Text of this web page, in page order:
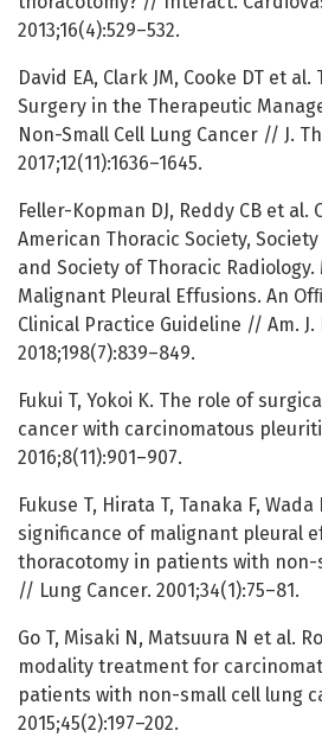
2013;16(4):529–532.
David EA, Clark JM, Cooke DT et
Surgery in the Therapeutic
Non-Small Cell Lung Cancer // J.
2017;12(11):1636–1645.
Feller-Kopman DJ, Reddy CB et
American Thoracic Society,
and Society of Thoracic
Malignant Pleural Effusions. An
Clinical Practice Guideline // Am. J.
2018;198(7):839–849.
Fukui T, Yokoi K. The role of
cancer with carcinomatous
2016;8(11):901–907.
Fukuse T, Hirata T, Tanaka F,
significance of malignant pleural
thoracotomy in patients with non-
// Lung Cancer. 2001;34(1):75–81.
Go T, Misaki N, Matsuura N et al.
modality treatment for
patients with non-small cell lung
2015;45(2):197–202.